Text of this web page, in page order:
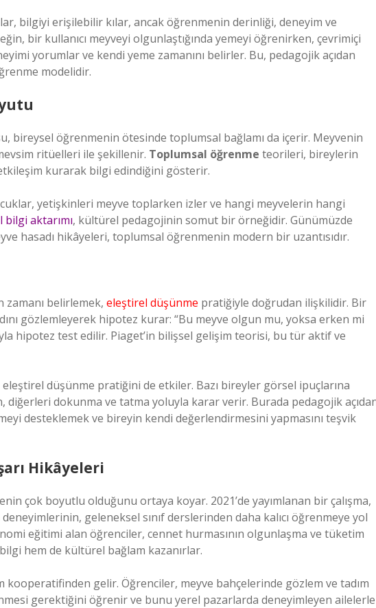
bilgiyi erişilebilir kılar, ancak öğrenmenin derinliği, deneyim ve
bir kullanıcı meyveyi olgunlaştığında yemeyi öğrenirken, çevrimiçi
yorumlar ve kendi yeme zamanını belirler. Bu, pedagojik açıdan
modelidir.
bireysel öğrenmenin ötesinde toplumsal bağlamı da içerir. Meyvenin
ritüelleri ile şekillenir. Toplumsal öğrenme teorileri, bireylerin
kurarak bilgi edindiğini gösterir.
yetişkinleri meyve toplarken izler ve hangi meyvelerin hangi
bilgi aktarımı, kültürel pedagojinin somut bir örneğidir. Günümüzde
hasadı hikâyeleri, toplumsal öğrenmenin modern bir uzantısıdır.
zamanı belirlemek, eleştirel düşünme pratiğiyle doğrudan ilişkilidir. Bir
gözlemleyerek hipotez kurar: “Bu meyve olgun mu, yoksa erken mi
hipotez test edilir. Piaget’in bilişsel gelişim teorisi, bu tür aktif ve
eleştirel düşünme pratiğini de etkiler. Bazı bireyler görsel ipuçlarına
dokunma ve tatma yoluyla karar verir. Burada pedagojik
desteklemek ve bireyin kendi değerlendirmesini yapmasını teşvik
Hikâyeleri
çok boyutlu olduğunu ortaya koyar. 2021’de yayımlanan bir çalışma,
geleneksel sınıf derslerinden daha kalıcı öğrenmeye yol
eğitimi alan öğrenciler, cennet hurmasının olgunlaşma ve tüketim
hem de kültürel bağlam kazanırlar.
kooperatifinden gelir. Öğrenciler, meyve bahçelerinde gözlem ve tadım
gerektiğini öğrenir ve bunu yerel pazarlarda deneyimleyen ailelerle